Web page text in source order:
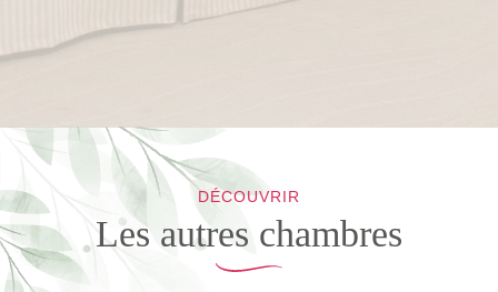
DÉCOUVRIR
Les autres chambres